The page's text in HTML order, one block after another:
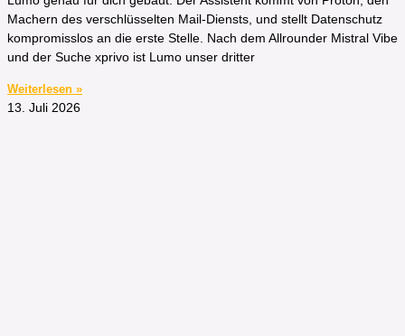
Machern des verschlüsselten Mail-Diensts, und stellt Datenschutz
kompromisslos an die erste Stelle. Nach dem Allrounder Mistral Vibe
und der Suche xprivo ist Lumo unser dritter
Weiterlesen »
13. Juli 2026